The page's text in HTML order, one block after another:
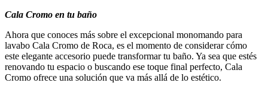
Cala Cromo en tu baño
Ahora que conoces más sobre el excepcional monomando para
lavabo Cala Cromo de Roca, es el momento de considerar cómo
este elegante accesorio puede transformar tu baño. Ya sea que estés
renovando tu espacio o buscando ese toque final perfecto, Cala
Cromo ofrece una solución que va más allá de lo estético.